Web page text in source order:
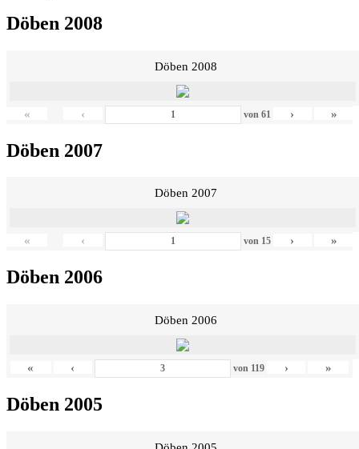
Döben 2008
Döben 2008
« ‹ von 61 › »
Döben 2007
Döben 2007
« ‹ von 15 › »
Döben 2006
Döben 2006
« ‹ von 119 › »
Döben 2005